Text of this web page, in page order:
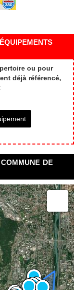
ou pour
déjà référencé,
de